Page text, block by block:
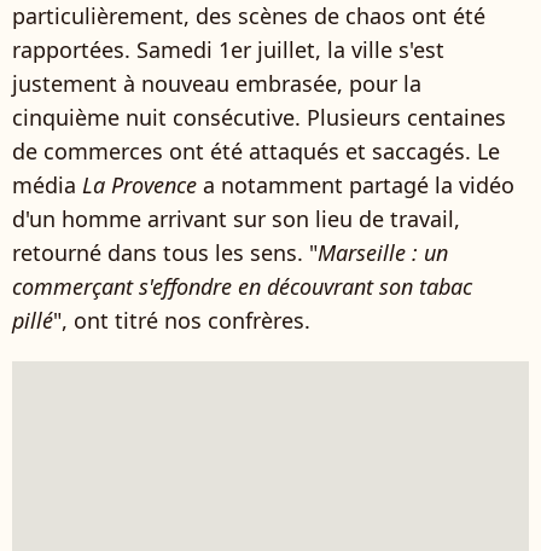
particulièrement, des scènes de chaos ont été
rapportées. Samedi 1er juillet, la ville s'est
justement à nouveau embrasée, pour la
cinquième nuit consécutive. Plusieurs centaines
de commerces ont été attaqués et saccagés. Le
média La Provence a notamment partagé la vidéo
d'un homme arrivant sur son lieu de travail,
retourné dans tous les sens. "Marseille : un
commerçant s'effondre en découvrant son tabac
pillé", ont titré nos confrères.